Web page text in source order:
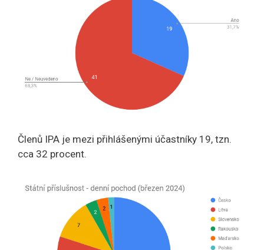
Členů IPA je mezi přihlášenými účastníky 19, tzn.
cca 32 procent.